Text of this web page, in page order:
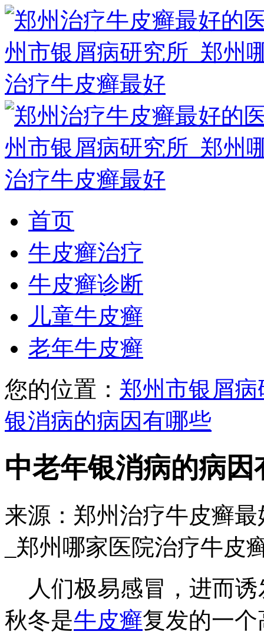
首页
牛皮癣治疗
牛皮癣诊断
儿童牛皮癣
老年牛皮癣
您的位置： 郑州市银屑病
银消病的病因有哪些
中老年银消病的病因
来源：郑州治疗牛皮癣
_郑州哪家医院治疗牛皮
人们极易感冒，进而诱
秋冬是牛皮癣复发的一